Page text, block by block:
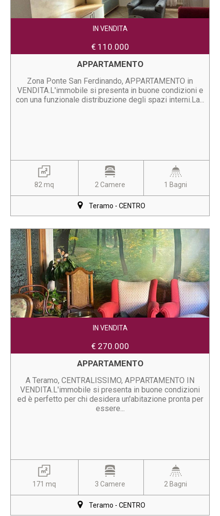
IN VENDITA
€ 110.000
APPARTAMENTO
Zona Ponte San Ferdinando, APPARTAMENTO in
VENDITA.L'immobile si presenta in buone condizioni e
con una funzionale distribuzione degli spazi interni.La...
82 mq 2 Camere 1 Bagni
Teramo - CENTRO
IN VENDITA
€ 270.000
APPARTAMENTO
A Teramo, CENTRALISSIMO, APPARTAMENTO IN
VENDITA.L'immobile si presenta in buone condizioni
ed è perfetto per chi desidera un'abitazione pronta per
essere...
171 mq 3 Camere 2 Bagni
Teramo - CENTRO